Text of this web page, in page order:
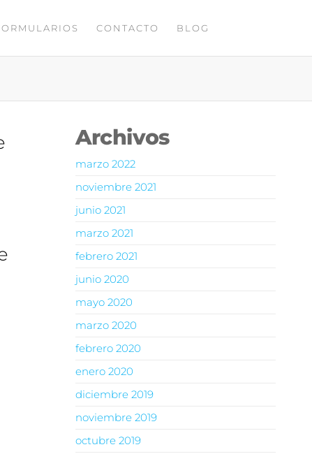
CONTACTO BLOG
Archivos
marzo 2022
noviembre 2021
junio 2021
marzo 2021
febrero 2021
junio 2020
mayo 2020
marzo 2020
febrero 2020
enero 2020
diciembre 2019
noviembre 2019
octubre 2019